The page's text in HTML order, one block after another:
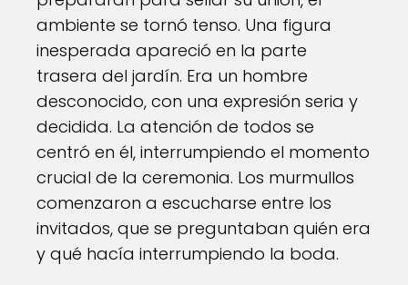
ambiente se tornó tenso. Una figura
inesperada apareció en la parte
trasera del jardín. Era un hombre
desconocido, con una expresión seria y
decidida. La atención de todos se
centró en él, interrumpiendo el momento
crucial de la ceremonia. Los murmullos
comenzaron a escucharse entre los
invitados, que se preguntaban quién era
y qué hacía interrumpiendo la boda.